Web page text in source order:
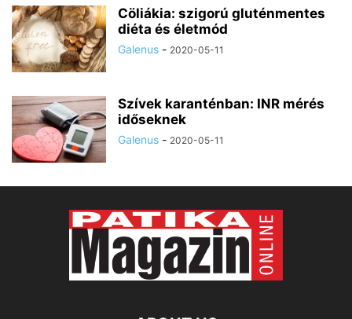
Cöliákia: szigorú gluténmentes
diéta és életmód
Galenus - 2020-05-11
Szívek karanténban: INR mérés
időseknek
Galenus - 2020-05-11